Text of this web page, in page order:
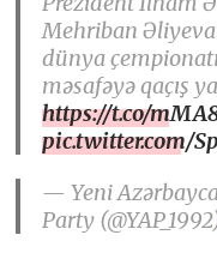
Mehriban
dünya
məsafəyə qaçış
https://t.co/
pic.twitter.com/
— Yeni
Party